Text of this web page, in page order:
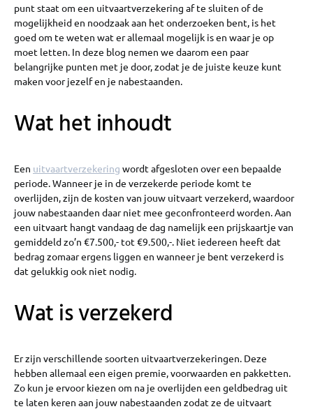
punt staat om een uitvaartverzekering af te sluiten of de
mogelijkheid en noodzaak aan het onderzoeken bent, is het
goed om te weten wat er allemaal mogelijk is en waar je op
moet letten. In deze blog nemen we daarom een paar
belangrijke punten met je door, zodat je de juiste keuze kunt
maken voor jezelf en je nabestaanden.
Wat het inhoudt
Een uitvaartverzekering wordt afgesloten over een bepaalde
periode. Wanneer je in de verzekerde periode komt te
overlijden, zijn de kosten van jouw uitvaart verzekerd, waardoor
jouw nabestaanden daar niet mee geconfronteerd worden. Aan
een uitvaart hangt vandaag de dag namelijk een prijskaartje van
gemiddeld zo’n €7.500,- tot €9.500,-. Niet iedereen heeft dat
bedrag zomaar ergens liggen en wanneer je bent verzekerd is
dat gelukkig ook niet nodig.
Wat is verzekerd
Er zijn verschillende soorten uitvaartverzekeringen. Deze
hebben allemaal een eigen premie, voorwaarden en pakketten.
Zo kun je ervoor kiezen om na je overlijden een geldbedrag uit
te laten keren aan jouw nabestaanden zodat ze de uitvaart